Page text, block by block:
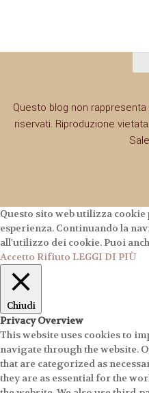
Questo blog non
riservati. Riproduzione
Questo sito web utilizza
esperienza. Continuando la
all'utilizzo dei cookie. Puoi
Accetto Rifiuto LEGGI DI PIÙ
Chiudi
Privacy Overview
This website uses cookies to
navigate through the website.
that are categorized as
they are as essential for the